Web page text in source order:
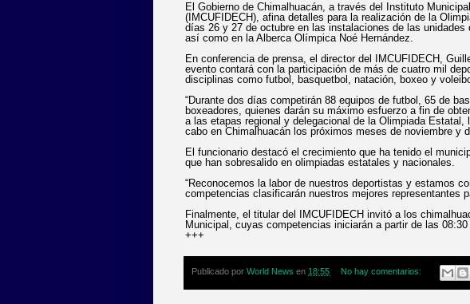
El Gobierno de Chimalhuacán, a través del Instituto
(IMCUFIDECH), afina detalles para la realización de la
días 26 y 27 de octubre en las instalaciones de las unidades
así como en la Alberca Olímpica Noé Hernández.
En conferencia de prensa, el director del IMCUFIDECH,
evento contará con la participación de más de cuatro mil
disciplinas como futbol, basquetbol, natación, boxeo y
“Durante dos días competirán 88 equipos de futbol, 65 de
boxeadores, quienes darán su máximo esfuerzo a fin de
a las etapas regional y delegacional de la Olimpiada
cabo en Chimalhuacán los próximos meses de noviembre y
El funcionario destacó el crecimiento que ha tenido el
que han sobresalido en olimpiadas estatales y nacionales.
“Reconocemos la labor de nuestros deportistas y estamos
competencias clasificarán nuestros mejores representantes
Finalmente, el titular del IMCUFIDECH invitó a los
Municipal, cuyas competencias iniciarán a partir de las 08:30
+++
Publicado por World News en 18:55 No hay comentarios: